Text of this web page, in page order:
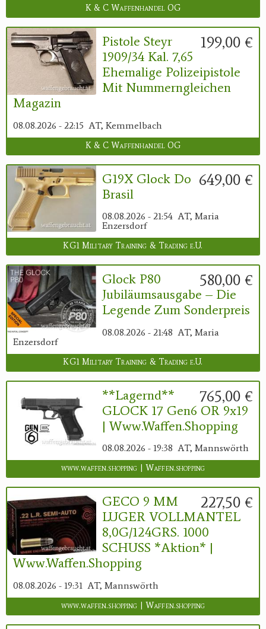
K & C Waffenhandel OG
199,00 €
Pistole Steyr
1909/34 Kal. 7,65
Ehemalige Polizeipistole
Mit Nummerngleichen
Magazin
08.08.2026 - 22:15 AT, Kemmelbach
K & C Waffenhandel OG
649,00 €
G19X Glock Do
Brasil
08.08.2026 - 21:54 AT, Maria
Enzersdorf
KG1 Military Training & Trading e.U.
580,00 €
Glock P80
Jubiläumsausgabe – Die
Legende Zum Sonderpreis
08.08.2026 - 21:48 AT, Maria
Enzersdorf
KG1 Military Training & Trading e.U.
765,00 €
**Lagernd**
GLOCK 17 Gen6 OR 9x19
| Www.waffen.shopping
08.08.2026 - 19:38 AT, Mannswörth
www.waffen.shopping | Waffen.shopping
227,50 €
GECO 9 MM
LUGER VOLLMANTEL
8,0G/124GRS. 1000
SCHUSS *Aktion* |
Www.waffen.shopping
08.08.2026 - 19:31 AT, Mannswörth
www.waffen.shopping | Waffen.shopping